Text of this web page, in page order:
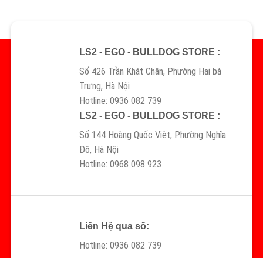
LS2 - EGO - BULLDOG STORE :
Số 426 Trần Khát Chân, Phường Hai bà
Trưng, Hà Nội
Hotline: 0936 082 739
LS2 - EGO - BULLDOG STORE :
Số 144 Hoàng Quốc Việt, Phường Nghĩa
Đô, Hà Nội
Hotline: 0968 098 923
Liên Hệ qua số:
Hotline: 0936 082 739